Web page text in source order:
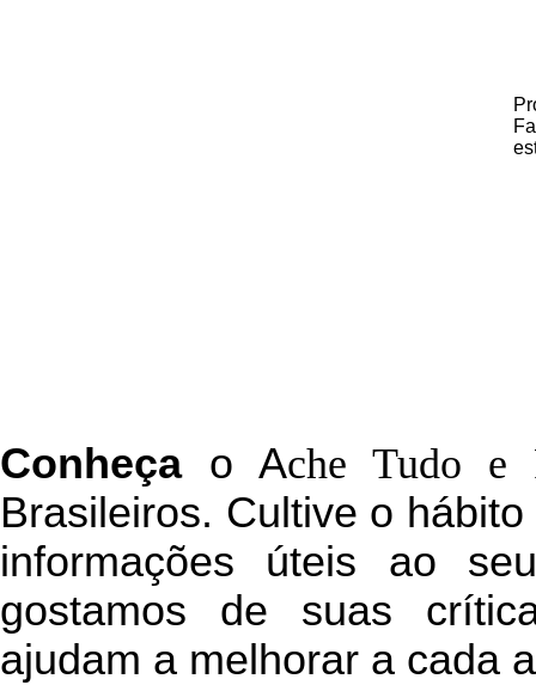
Conheçao Ache Tudo e
Brasileiros. Cultive o
informações úteis ao
gostamos de suas
ajudam a melhorar a cada